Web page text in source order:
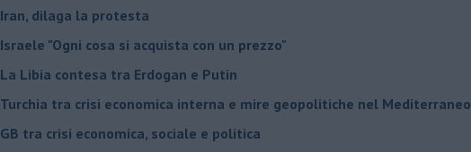
Iran, dilaga la protesta
Israele "Ogni cosa si acquista con un prezzo"
La Libia contesa tra Erdogan e Putin
Turchia tra crisi economica interna e mire geopolitiche nel Mediterraneo
GB tra crisi economica, sociale e politica